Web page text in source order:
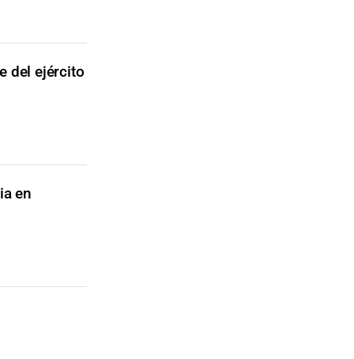
del ejército
en